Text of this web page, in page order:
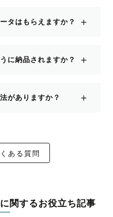
タはもらえますか？ ＋
に納品されますか？ ＋
がありますか？ ＋
ある質問
関するお役立ち記事